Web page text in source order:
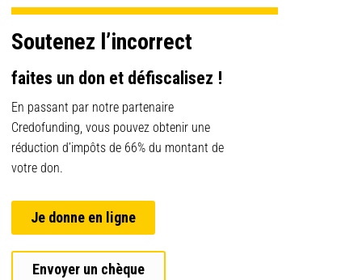
Soutenez l’incorrect
faites un don et défiscalisez !
En passant par notre partenaire
Credofunding, vous pouvez obtenir une
réduction d’impôts de 66% du montant de
votre don.
Je donne en ligne
Envoyer un chèque